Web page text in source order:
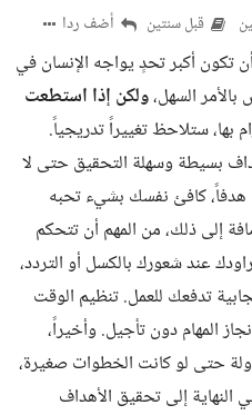
قبل سنتين أضف ردا
تكون أكبر تحدٍ يواجه الإنسان في
السهل،ولكن إذا استطعت
بها، ستلاحظ تغييراً تدريجياً.
بسيطة وسهلة التحقيق حتى لا
كافئ نفسك بشيء تحبه
إلى ذلك، من المهم أن تتحكم
عند شعورك بالكسل أو التردد،
تدفعك للعمل. تنظيم الوقت
المهام دون تأجيل. وأخيراً،
حتى لو كانت الخطوات صغيرة،
النهاية إلى تحقيق الأهداف